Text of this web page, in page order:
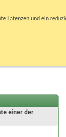
Latenzen und ein
einer der